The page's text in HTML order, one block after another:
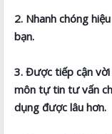
2. Nhanh chóng
bạn.
3. Được tiếp cận
môn tự tin tư vấn
dụng được lâu hơn.